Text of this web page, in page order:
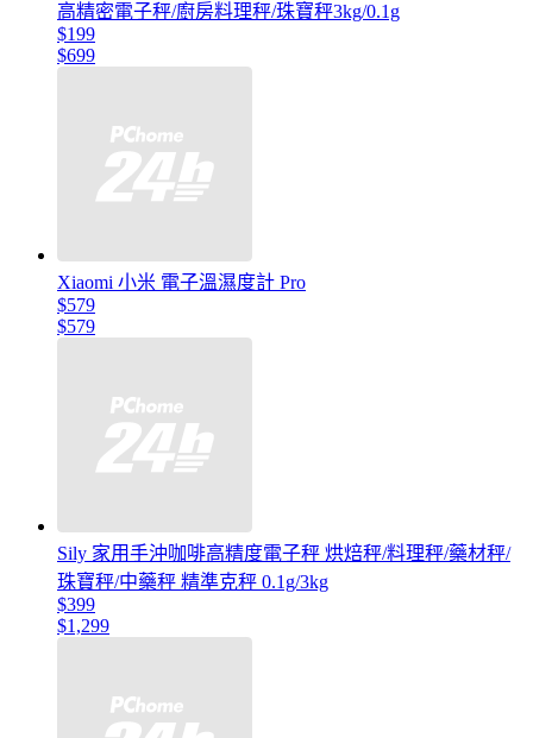
高精密電子秤/廚房料理秤/珠寶秤3kg/0.1g
$199
$699
Xiaomi 小米 電子溫濕度計 Pro
$579
$579
Sily 家用手沖咖啡高精度電子秤 烘焙秤/料理秤/藥材秤/
珠寶秤/中藥秤 精準克秤 0.1g/3kg
$399
$1,299